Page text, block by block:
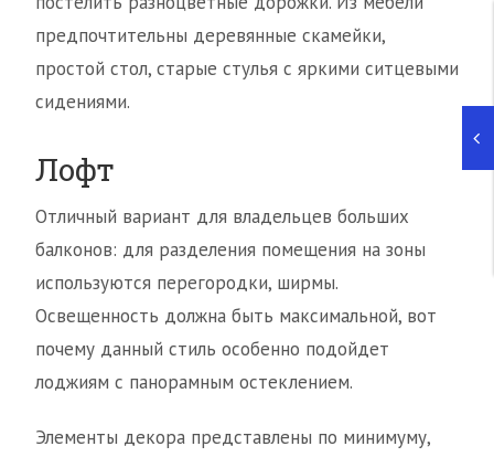
предпочтительны деревянные скамейки,
простой стол, старые стулья с яркими ситцевыми
сидениями.
Лофт
Отличный вариант для владельцев больших
балконов: для разделения помещения на зоны
используются перегородки, ширмы.
Освещенность должна быть максимальной, вот
почему данный стиль особенно подойдет
лоджиям с панорамным остеклением.
Элементы декора представлены по минимуму,